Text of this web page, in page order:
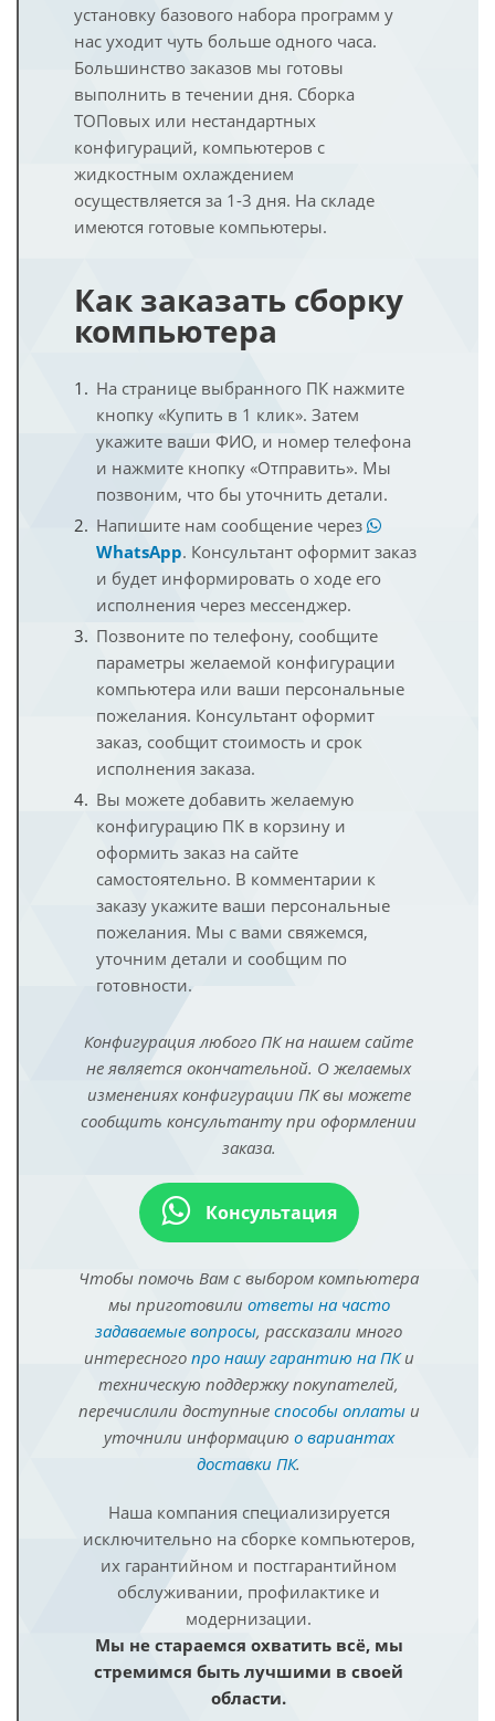
установку базового набора программ у
нас уходит чуть больше одного часа.
Большинство заказов мы готовы
выполнить в течении дня. Сборка
ТОПовых или нестандартных
конфигураций, компьютеров с
жидкостным охлаждением
осуществляется за 1-3 дня. На складе
имеются готовые компьютеры.
Как заказать сборку
компьютера
На странице выбранного ПК нажмите
кнопку «Купить в 1 клик». Затем
укажите ваши ФИО, и номер телефона
и нажмите кнопку «Отправить». Мы
позвоним, что бы уточнить детали.
Напишите нам сообщение через
WhatsApp. Консультант оформит заказ
и будет информировать о ходе его
исполнения через мессенджер.
Позвоните по телефону, сообщите
параметры желаемой конфигурации
компьютера или ваши персональные
пожелания. Консультант оформит
заказ, сообщит стоимость и срок
исполнения заказа.
Вы можете добавить желаемую
конфигурацию ПК в корзину и
оформить заказ на сайте
самостоятельно. В комментарии к
заказу укажите ваши персональные
пожелания. Мы с вами свяжемся,
уточним детали и сообщим по
готовности.
Конфигурация любого ПК на нашем сайте
не является окончательной. О желаемых
изменениях конфигурации ПК вы можете
сообщить консультанту при оформлении
заказа.
Консультация
Чтобы помочь Вам с выбором компьютера
мы приготовили ответы на часто
задаваемые вопросы, рассказали много
интересного про нашу гарантию на ПКи
техническую поддержку покупателей,
перечислили доступные способы оплатыи
уточнили информацию о вариантах
доставки ПК.
Наша компания специализируется
исключительно на сборке компьютеров,
их гарантийном и постгарантийном
обслуживании, профилактике и
модернизации.
Мы не стараемся охватить всё, мы
стремимся быть лучшими в своей
области.